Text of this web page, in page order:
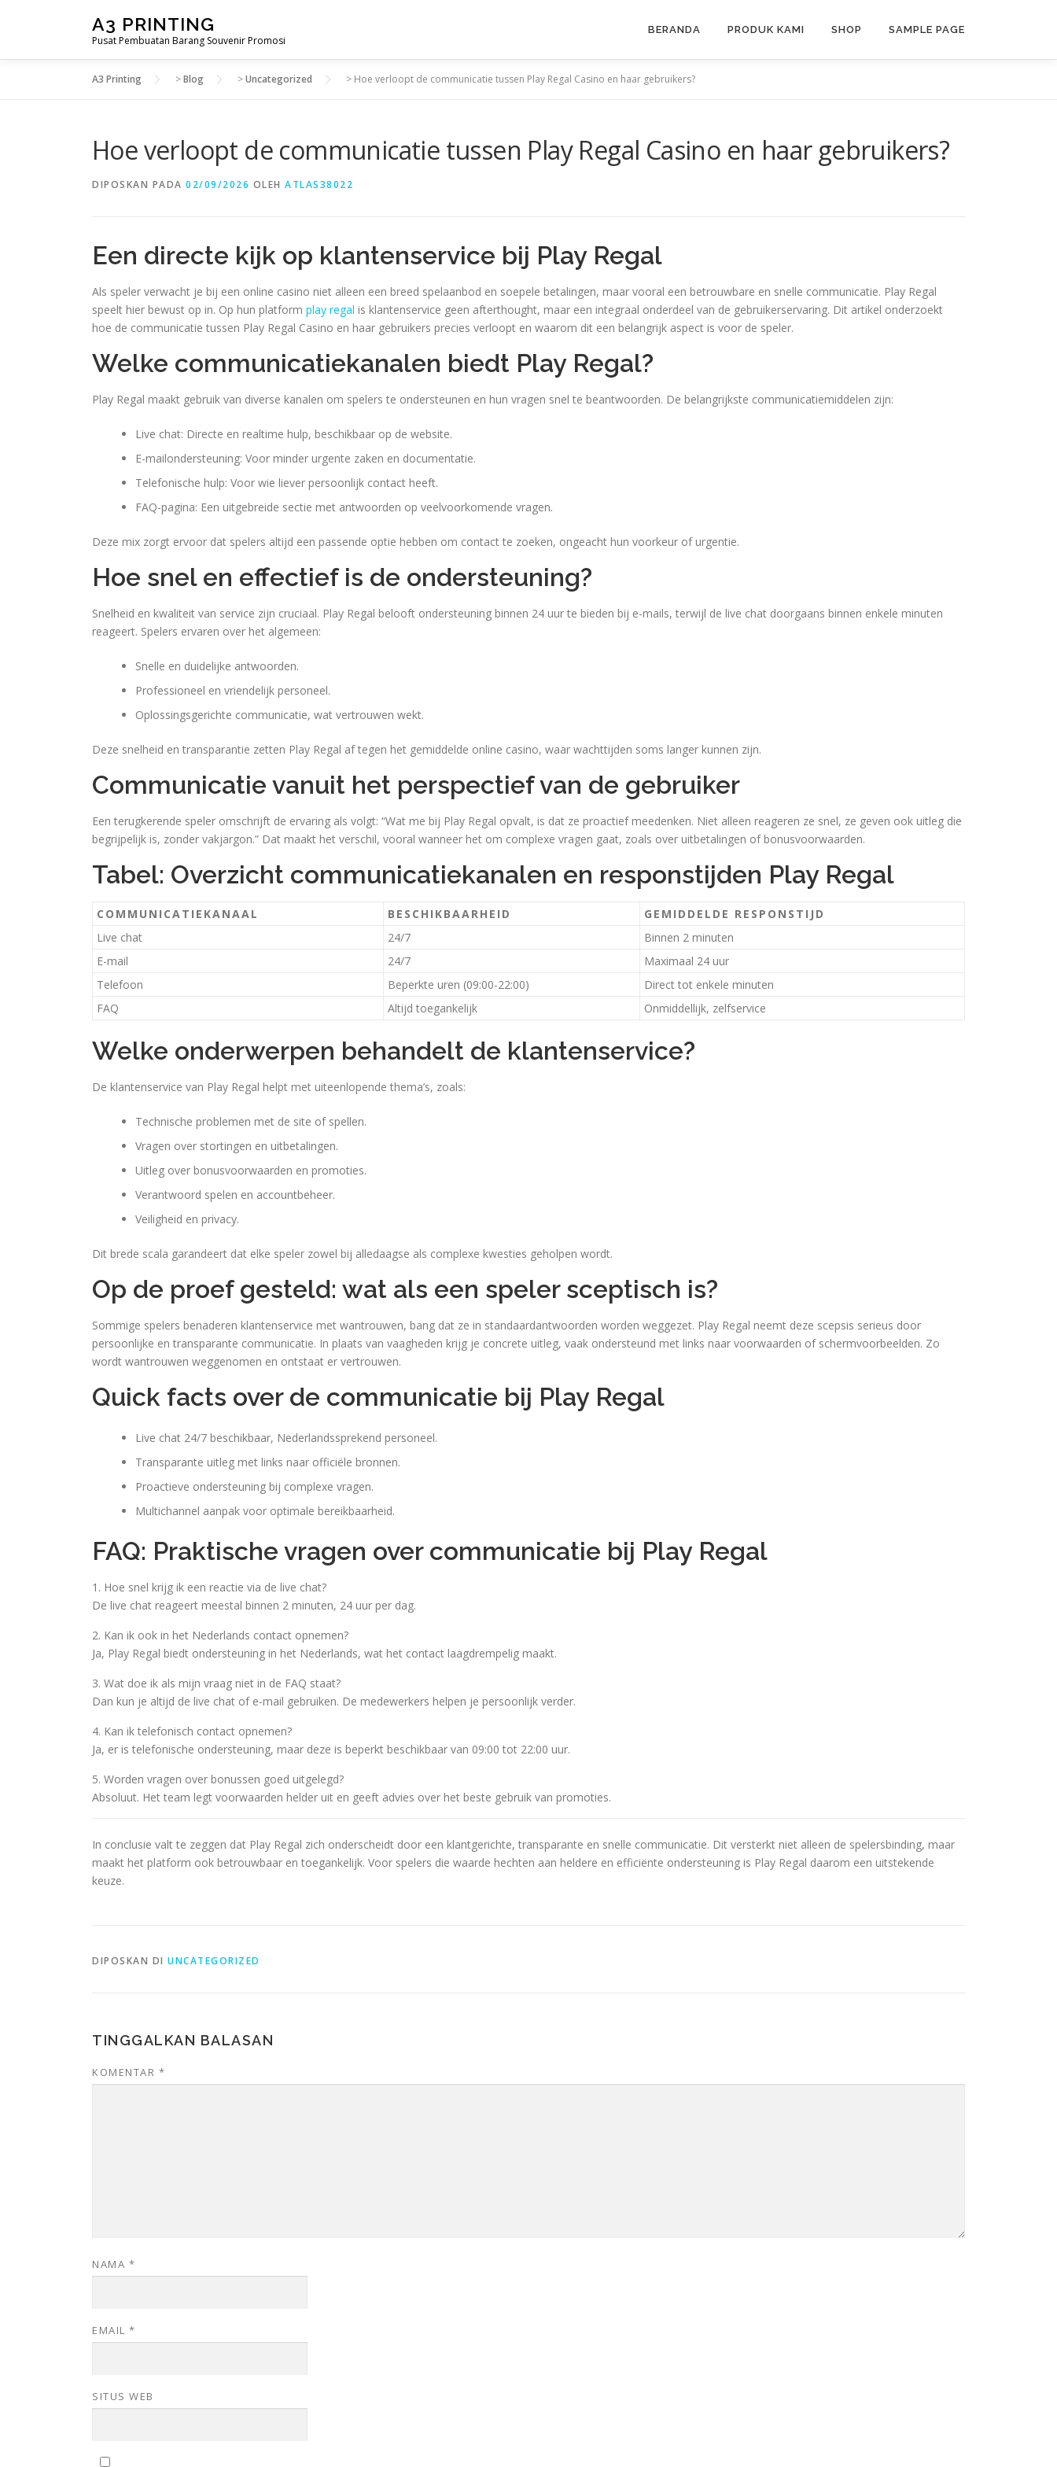
A3 PRINTING
Pusat Pembuatan Barang Souvenir Promosi
BERANDA PRODUK KAMI SHOP SAMPLE PAGE
A3 Printing >Blog >Uncategorized > Hoe verloopt de communicatie tussen Play Regal Casino en haar gebruikers?
Hoe verloopt de communicatie tussen Play Regal Casino en haar gebruikers?
DIPOSKAN PADA 02/09/2026 OLEH ATLAS38022
Een directe kijk op klantenservice bij Play Regal
Als speler verwacht je bij een online casino niet alleen een breed spelaanbod en soepele betalingen, maar vooral een betrouwbare en snelle communicatie. Play Regal
speelt hier bewust op in. Op hun platform play regal is klantenservice geen afterthought, maar een integraal onderdeel van de gebruikerservaring. Dit artikel onderzoekt
hoe de communicatie tussen Play Regal Casino en haar gebruikers precies verloopt en waarom dit een belangrijk aspect is voor de speler.
Welke communicatiekanalen biedt Play Regal?
Play Regal maakt gebruik van diverse kanalen om spelers te ondersteunen en hun vragen snel te beantwoorden. De belangrijkste communicatiemiddelen zijn:
Live chat: Directe en realtime hulp, beschikbaar op de website.
E-mailondersteuning: Voor minder urgente zaken en documentatie.
Telefonische hulp: Voor wie liever persoonlijk contact heeft.
FAQ-pagina: Een uitgebreide sectie met antwoorden op veelvoorkomende vragen.
Deze mix zorgt ervoor dat spelers altijd een passende optie hebben om contact te zoeken, ongeacht hun voorkeur of urgentie.
Hoe snel en effectief is de ondersteuning?
Snelheid en kwaliteit van service zijn cruciaal. Play Regal belooft ondersteuning binnen 24 uur te bieden bij e-mails, terwijl de live chat doorgaans binnen enkele minuten
reageert. Spelers ervaren over het algemeen:
Snelle en duidelijke antwoorden.
Professioneel en vriendelijk personeel.
Oplossingsgerichte communicatie, wat vertrouwen wekt.
Deze snelheid en transparantie zetten Play Regal af tegen het gemiddelde online casino, waar wachttijden soms langer kunnen zijn.
Communicatie vanuit het perspectief van de gebruiker
Een terugkerende speler omschrijft de ervaring als volgt: “Wat me bij Play Regal opvalt, is dat ze proactief meedenken. Niet alleen reageren ze snel, ze geven ook uitleg die
begrijpelijk is, zonder vakjargon.” Dat maakt het verschil, vooral wanneer het om complexe vragen gaat, zoals over uitbetalingen of bonusvoorwaarden.
Tabel: Overzicht communicatiekanalen en responstijden Play Regal
COMMUNICATIEKANAAL BESCHIKBAARHEID
GEMIDDELDE RESPONSTIJD
Live chat
24/7
Binnen 2 minuten
E-mail
24/7
Maximaal 24 uur
Telefoon
Beperkte uren (09:00-22:00)
Direct tot enkele minuten
FAQ
Altijd toegankelijk Onmiddellijk, zelfservice
Welke onderwerpen behandelt de klantenservice?
De klantenservice van Play Regal helpt met uiteenlopende thema’s, zoals:
Technische problemen met de site of spellen.
Vragen over stortingen en uitbetalingen.
Uitleg over bonusvoorwaarden en promoties.
Verantwoord spelen en accountbeheer.
Veiligheid en privacy.
Dit brede scala garandeert dat elke speler zowel bij alledaagse als complexe kwesties geholpen wordt.
Op de proef gesteld: wat als een speler sceptisch is?
Sommige spelers benaderen klantenservice met wantrouwen, bang dat ze in standaardantwoorden worden weggezet. Play Regal neemt deze scepsis serieus door
persoonlijke en transparante communicatie. In plaats van vaagheden krijg je concrete uitleg, vaak ondersteund met links naar voorwaarden of schermvoorbeelden. Zo
wordt wantrouwen weggenomen en ontstaat er vertrouwen.
Quick facts over de communicatie bij Play Regal
Live chat 24/7 beschikbaar, Nederlandssprekend personeel.
Transparante uitleg met links naar officiële bronnen.
Proactieve ondersteuning bij complexe vragen.
Multichannel aanpak voor optimale bereikbaarheid.
FAQ: Praktische vragen over communicatie bij Play Regal
1. Hoe snel krijg ik een reactie via de live chat?
De live chat reageert meestal binnen 2 minuten, 24 uur per dag.
2. Kan ik ook in het Nederlands contact opnemen?
Ja, Play Regal biedt ondersteuning in het Nederlands, wat het contact laagdrempelig maakt.
3. Wat doe ik als mijn vraag niet in de FAQ staat?
Dan kun je altijd de live chat of e-mail gebruiken. De medewerkers helpen je persoonlijk verder.
4. Kan ik telefonisch contact opnemen?
Ja, er is telefonische ondersteuning, maar deze is beperkt beschikbaar van 09:00 tot 22:00 uur.
5. Worden vragen over bonussen goed uitgelegd?
Absoluut. Het team legt voorwaarden helder uit en geeft advies over het beste gebruik van promoties.
In conclusie valt te zeggen dat Play Regal zich onderscheidt door een klantgerichte, transparante en snelle communicatie. Dit versterkt niet alleen de spelersbinding, maar
maakt het platform ook betrouwbaar en toegankelijk. Voor spelers die waarde hechten aan heldere en efficiënte ondersteuning is Play Regal daarom een uitstekende
keuze.
DIPOSKAN DI UNCATEGORIZED
TINGGALKAN BALASAN
KOMENTAR *
NAMA *
EMAIL *
SITUS WEB